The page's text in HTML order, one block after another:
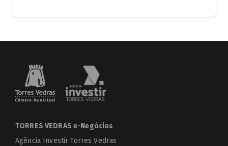
TORRES VEDRAS e-Negócios
Agência Investir Torres Vedras